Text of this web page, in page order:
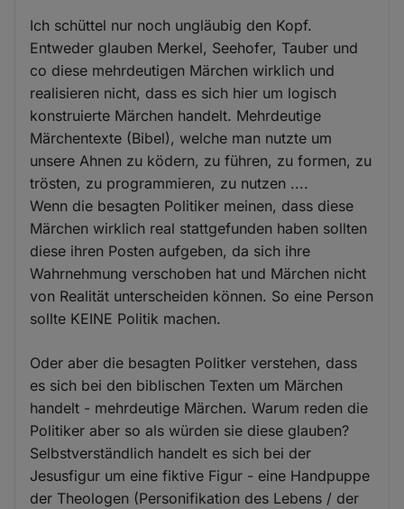
Ich schüttel nur noch ungläubig den Kopf.
Entweder glauben Merkel, Seehofer, Tauber und
co diese mehrdeutigen Märchen wirklich und
realisieren nicht, dass es sich hier um logisch
konstruierte Märchen handelt. Mehrdeutige
Märchentexte (Bibel), welche man nutzte um
unsere Ahnen zu ködern, zu führen, zu formen, zu
trösten, zu programmieren, zu nutzen ....
Wenn die besagten Politiker meinen, dass diese
Märchen wirklich real stattgefunden haben sollten
diese ihren Posten aufgeben, da sich ihre
Wahrnehmung verschoben hat und Märchen nicht
von Realität unterscheiden können. So eine Person
sollte KEINE Politik machen.
Oder aber die besagten Politker verstehen, dass
es sich bei den biblischen Texten um Märchen
handelt - mehrdeutige Märchen. Warum reden die
Politiker aber so als würden sie diese glauben?
Selbstverständlich handelt es sich bei der
Jesusfigur um eine fiktive Figur - eine Handpuppe
der Theologen (Personifikation des Lebens / der